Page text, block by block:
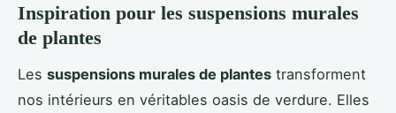
Inspiration pour les suspensions murales
de plantes
Les suspensions murales de plantes transforment
nos intérieurs en véritables oasis de verdure. Elles